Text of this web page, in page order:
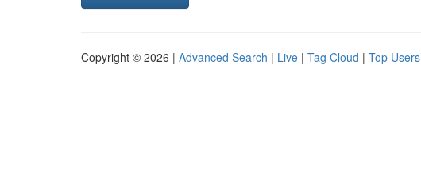
Copyright © 2026 | Advanced Search | Live | Tag Cloud | Top Users